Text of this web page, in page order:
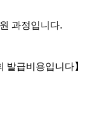
과정입니다.
발급비용입니다】